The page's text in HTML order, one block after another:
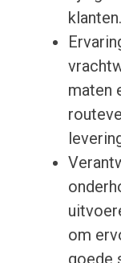
klanten.
maten
om
goede